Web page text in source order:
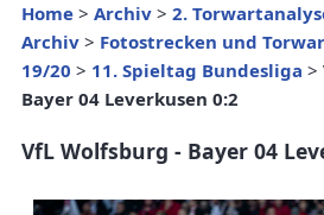
Home > Archiv > 2.
Archiv > Fotostrecken und
19/20 > 11. Spieltag Bundesliga >
Bayer 04 Leverkusen 0:2
VfL Wolfsburg - Bayer 04